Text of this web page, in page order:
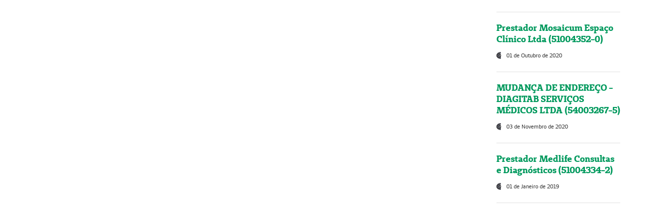
Prestador Mosaicum Espaço
Clínico Ltda (51004352-0)
01 de Outubro de 2020
MUDANÇA DE ENDEREÇO -
DIAGITAB SERVIÇOS
MÉDICOS LTDA (54003267-5)
03 de Novembro de 2020
Prestador Medlife Consultas
e Diagnósticos (51004334-2)
01 de Janeiro de 2019